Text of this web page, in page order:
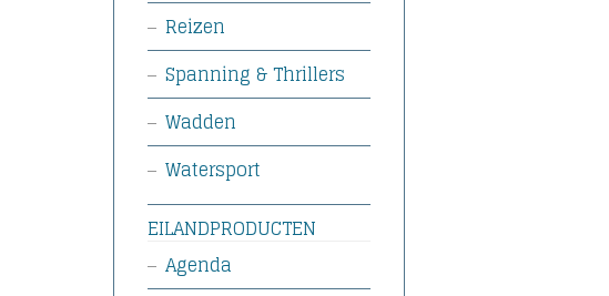
Reizen
Spanning & Thrillers
Wadden
Watersport
EILANDPRODUCTEN
Agenda